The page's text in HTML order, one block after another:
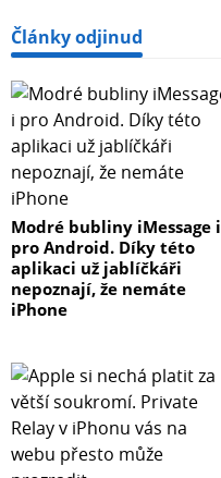
Články odjinud
Modré bubliny iMessage i
pro Android. Díky této
aplikaci už jablíčkáři
nepoznají, že nemáte
iPhone